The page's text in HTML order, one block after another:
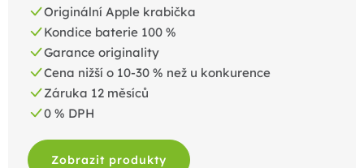
Originální Apple krabička
Kondice baterie 100 %
Garance originality
Cena nižší o 10-30 % než u konkurence
Záruka 12 měsíců
0 % DPH
Zobrazit produkty